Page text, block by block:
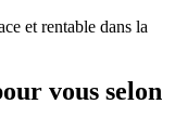
et rentable dans la
vous selon